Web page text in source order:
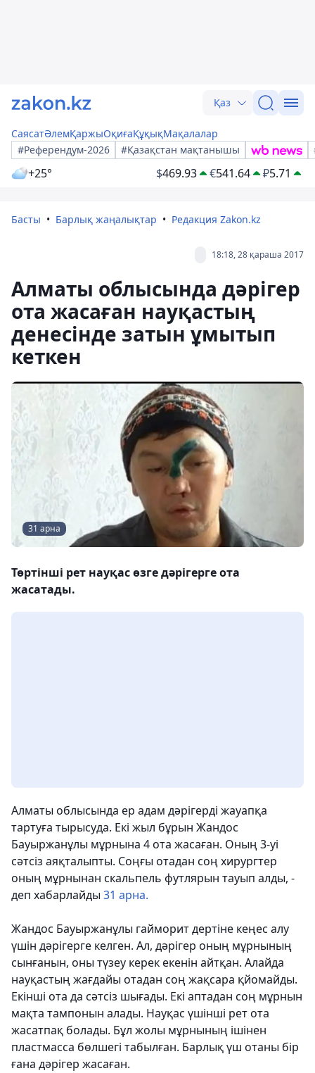
Қаз
СаясатӘлемҚаржыОқиғаҚұқықМақалалар
#Референдум-2026
#Қазақстан мақтанышы
+25° $469.93 €541.64 ₽5.71
Басты Барлық жаңалықтар Редакция Zakon.kz
18:18, 28 қараша 2017
Алматы облысында дәрігер
ота жасаған науқастың
денесінде затын ұмытып
кеткен
31 арна
Төртінші рет науқас өзге дәрігерге ота
жасатады.
Алматы облысында ер адам дәрігерді жауапқа
тартуға тырысуда. Екі жыл бұрын Жандос
Бауыржанұлы мұрнына 4 ота жасаған. Оның 3-уі
сәтсіз аяқталыпты. Соңғы отадан соң хирургтер
оның мұрнынан скальпель футлярын тауып алды, -
деп хабарлайды 31 арна.
Жандос Бауыржанұлы гайморит дертіне кеңес алу
үшін дәрігерге келген. Ал, дәрігер оның мұрнының
сынғанын, оны түзеу керек екенін айтқан. Алайда
науқастың жағдайы отадан соң жақсара қйомайды.
Екінші ота да сәтсіз шығады. Екі аптадан соң мұрнын
мақта тампонын алады. Науқас үшінші рет ота
жасатпақ болады. Бұл жолы мұрнының ішінен
пластмасса бөлшегі табылған. Барлық үш отаны бір
ғана дәрігер жасаған.